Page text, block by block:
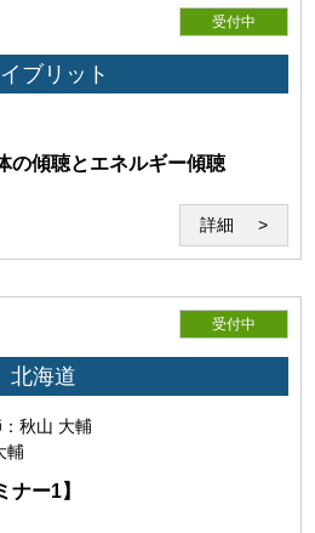
任と費用においてZoomが利用可能
カメラ等）を用意し、Zoomの機能等
、ガイドラインを遵守し、正常にセ
する質問、問い合わせ等については
受付中
ブリット
の傾聴とエネルギー傾聴
詳細
受付中
北海道
秋山 大輔
輔
ナー1】